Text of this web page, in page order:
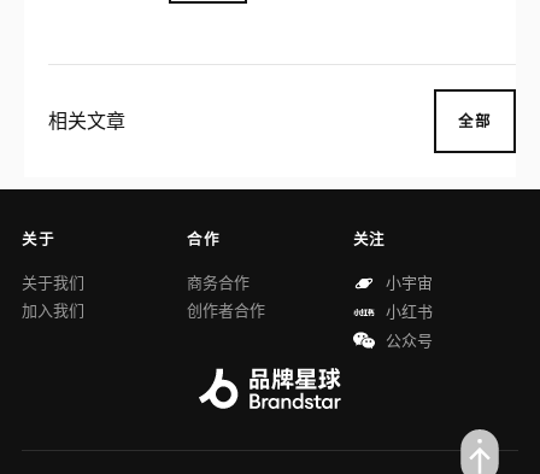
相关文章 全部
关于
关于我们
加入我们
合作
商务合作
创作者合作
关注
小宇宙
小红书
公众号